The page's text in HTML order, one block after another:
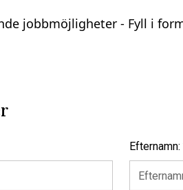
jobbmöjligheter - Fyll i
Efternamn: